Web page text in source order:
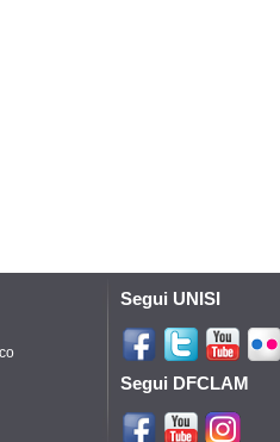
Segui UNISI
Segui DFCLAM